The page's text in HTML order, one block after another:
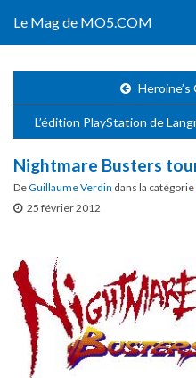
Le Mag de MO5.COM
L’édition PlayStation de
Nightmare Busters
DeGuillaume Verdin dans la catégorie
25 février 2012